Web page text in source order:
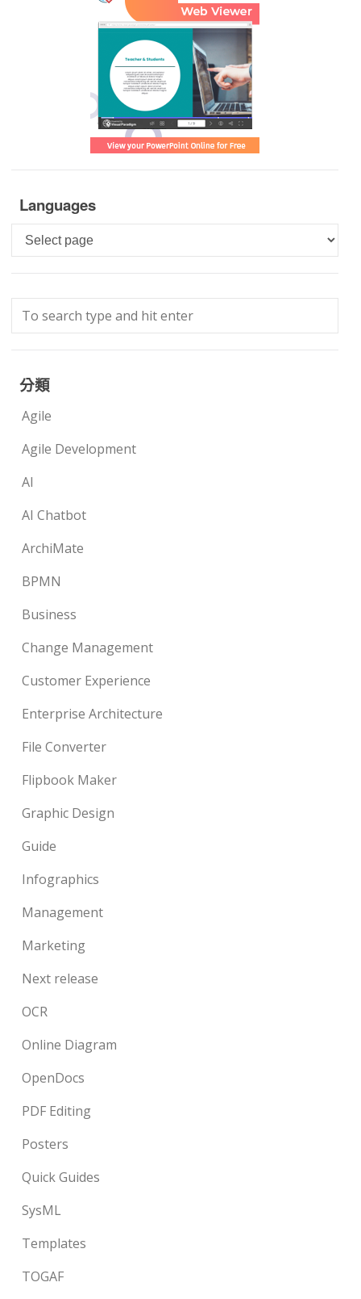
Languages
Languages
分類
Agile
Agile Development
AI
AI Chatbot
ArchiMate
BPMN
Business
Change Management
Customer Experience
Enterprise Architecture
File Converter
Flipbook Maker
Graphic Design
Guide
Infographics
Management
Marketing
Next release
OCR
Online Diagram
OpenDocs
PDF Editing
Posters
Quick Guides
SysML
Templates
TOGAF